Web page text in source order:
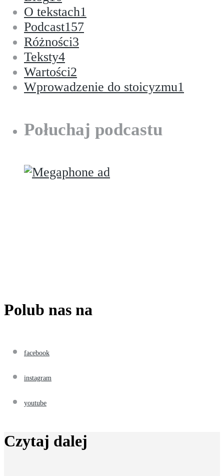
O tekstach1
Podcast157
Różności3
Teksty4
Wartości2
Wprowadzenie do stoicyzmu1
Połuchaj podcastu
Polub nas na
facebook
instagram
youtube
Czytaj dalej